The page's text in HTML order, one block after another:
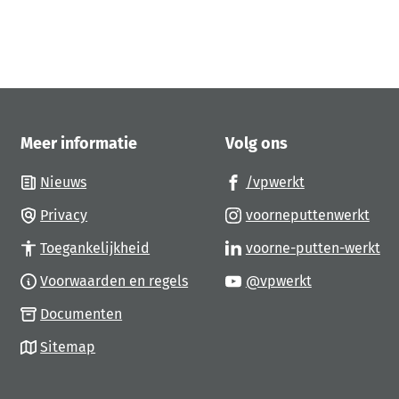
Meer informatie
Nieuws
Privacy
Toegankelijkheid
Voorwaarden en regels
Documenten
Sitemap
Volg ons
/vpwerkt(Verwijst
naar
externe
website)
voorneputtenwerkt
voorne-putten-werkt
@vpwerkt(Verwijst